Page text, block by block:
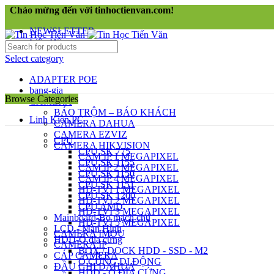
Chào mừng đến với tinhoctienvan.com!
NEWSLETTER
Liên Hệ
Select category
ADAPTER POE
bang-gia
CAMERA
BÁO TRỘM – BÁO KHÁCH
CAMERA DAHUA
CAMERA EZVIZ
CAMERA HIKVISION
CAM IP 1 MEGAPIXEL
CAM IP 2 MEGAPIXEL
CAM IP 4 MEGAPIXEL
HD-TVI 1 MEGAPIXEL
HD-TVI 2 MEGAPIXEL
HD-TVI 3 MEGAPIXEL
HD-TVI 5 MEGAPIXEL
CAMERA IMOU
CAMERA IP
CÁP CAMERA
ĐẦU GHI DAHUA
Browse Categories
Linh Kiện PC
CPU
CPU SK 775
CPU SK 1155
CPU SK 1150
CPU SK 1151
CPU SK 1200
CPU AMD
Mainboard-Bo mạch chủ
LCD - Màn Hình
HDD-Ổ đĩa cứng
BOX / DOCK HDD - SSD - M2
Ổ CỨNG DI ĐỘNG